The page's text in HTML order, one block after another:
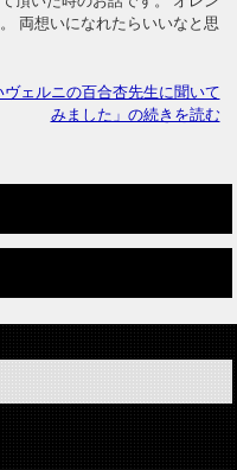
両想いになれたらいいなと思
ヴェルニの百合杏先生に聞いて
みました」の続きを読む